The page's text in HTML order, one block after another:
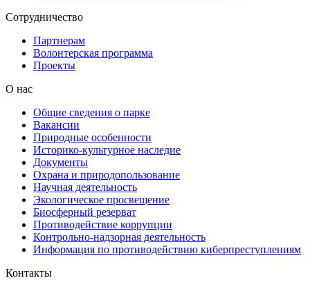
Сотрудничество
Партнерам
Волонтерская программа
Проекты
О нас
Общие сведения о парке
Вакансии
Природные особенности
Историко-культурное наследие
Документы
Охрана и природопользование
Научная деятельность
Экологическое просвещение
Биосферный резерват
Противодействие коррупции
Контрольно-надзорная деятельность
Информация по противодействию киберпреступлениям
Контакты